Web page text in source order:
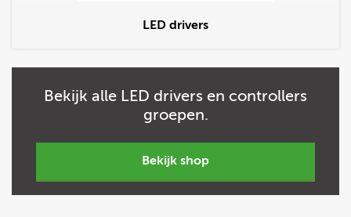
LED drivers
Bekijk alle LED drivers en controllers
groepen.
bekijk shop